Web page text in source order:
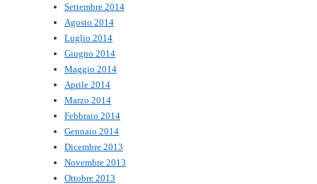
Settembre 2014
Agosto 2014
Luglio 2014
Giugno 2014
Maggio 2014
Aprile 2014
Marzo 2014
Febbraio 2014
Gennaio 2014
Dicembre 2013
Novembre 2013
Ottobre 2013